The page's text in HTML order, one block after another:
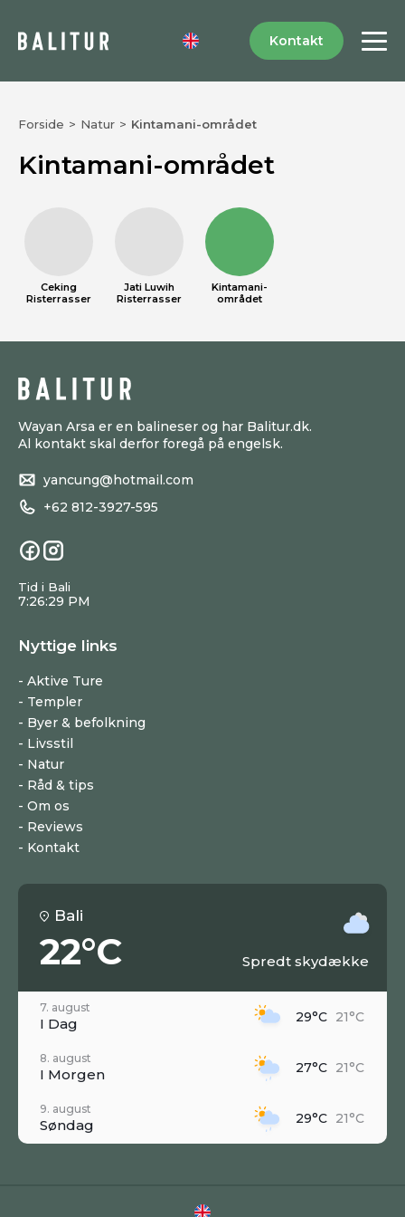
Kontakt
Forside > Natur > Kintamani-området
Kintamani-området
Ceking
Risterrasser
Jati Luwih
Risterrasser
Kintamani-
området
Wayan Arsa er en balineser og har Balitur.dk.
Al kontakt skal derfor foregå på engelsk.
yancung@hotmail.com
+62 812-3927-595
Tid i Bali
7:26:29 PM
Nyttige links
Aktive Ture
Templer
Byer & befolkning
Livsstil
Natur
Råd & tips
Om os
Reviews
Kontakt
Bali
22°C Spredt skydække
7. august
I Dag 29°C 21°C
8. august
I Morgen 27°C 21°C
9. august
Søndag 29°C 21°C